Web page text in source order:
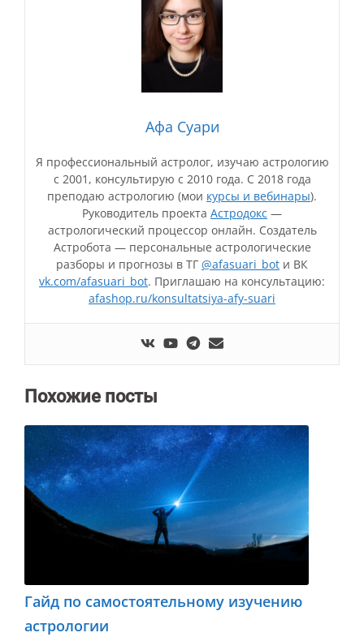
Афа Суари
Я профессиональный астролог, изучаю астрологию
с 2001, консультирую с 2010 года. С 2018 года
преподаю астрологию (мои курсы и вебинары).
Руководитель проекта Астродокс —
астрологический процессор онлайн. Создатель
Астробота — персональные астрологические
разборы и прогнозы в ТГ @afasuari_bot и ВК
vk.com/afasuari_bot. Приглашаю на консультацию:
afashop.ru/konsultatsiya-afy-suari
Похожие посты
Гайд по самостоятельному изучению
астрологии